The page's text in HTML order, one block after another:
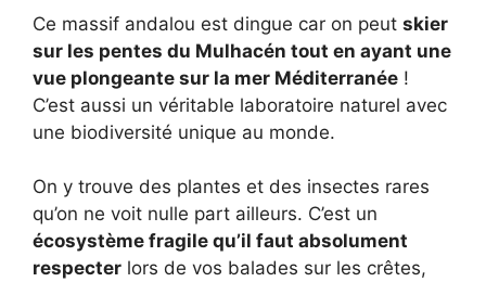
Ce massif andalou est dingue car on peut skier
sur les pentes du Mulhacén tout en ayant une
vue plongeante sur la mer Méditerranée !
C’est aussi un véritable laboratoire naturel avec
une biodiversité unique au monde.
On y trouve des plantes et des insectes rares
qu’on ne voit nulle part ailleurs. C’est un
écosystème fragile qu’il faut absolument
respecter lors de vos balades sur les crêtes,